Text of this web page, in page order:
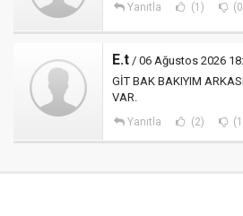
Yanıtla (1)
E.t / 06 Ağustos 2026
GİT BAK BAKIYIM
VAR.
Yanıtla (2)